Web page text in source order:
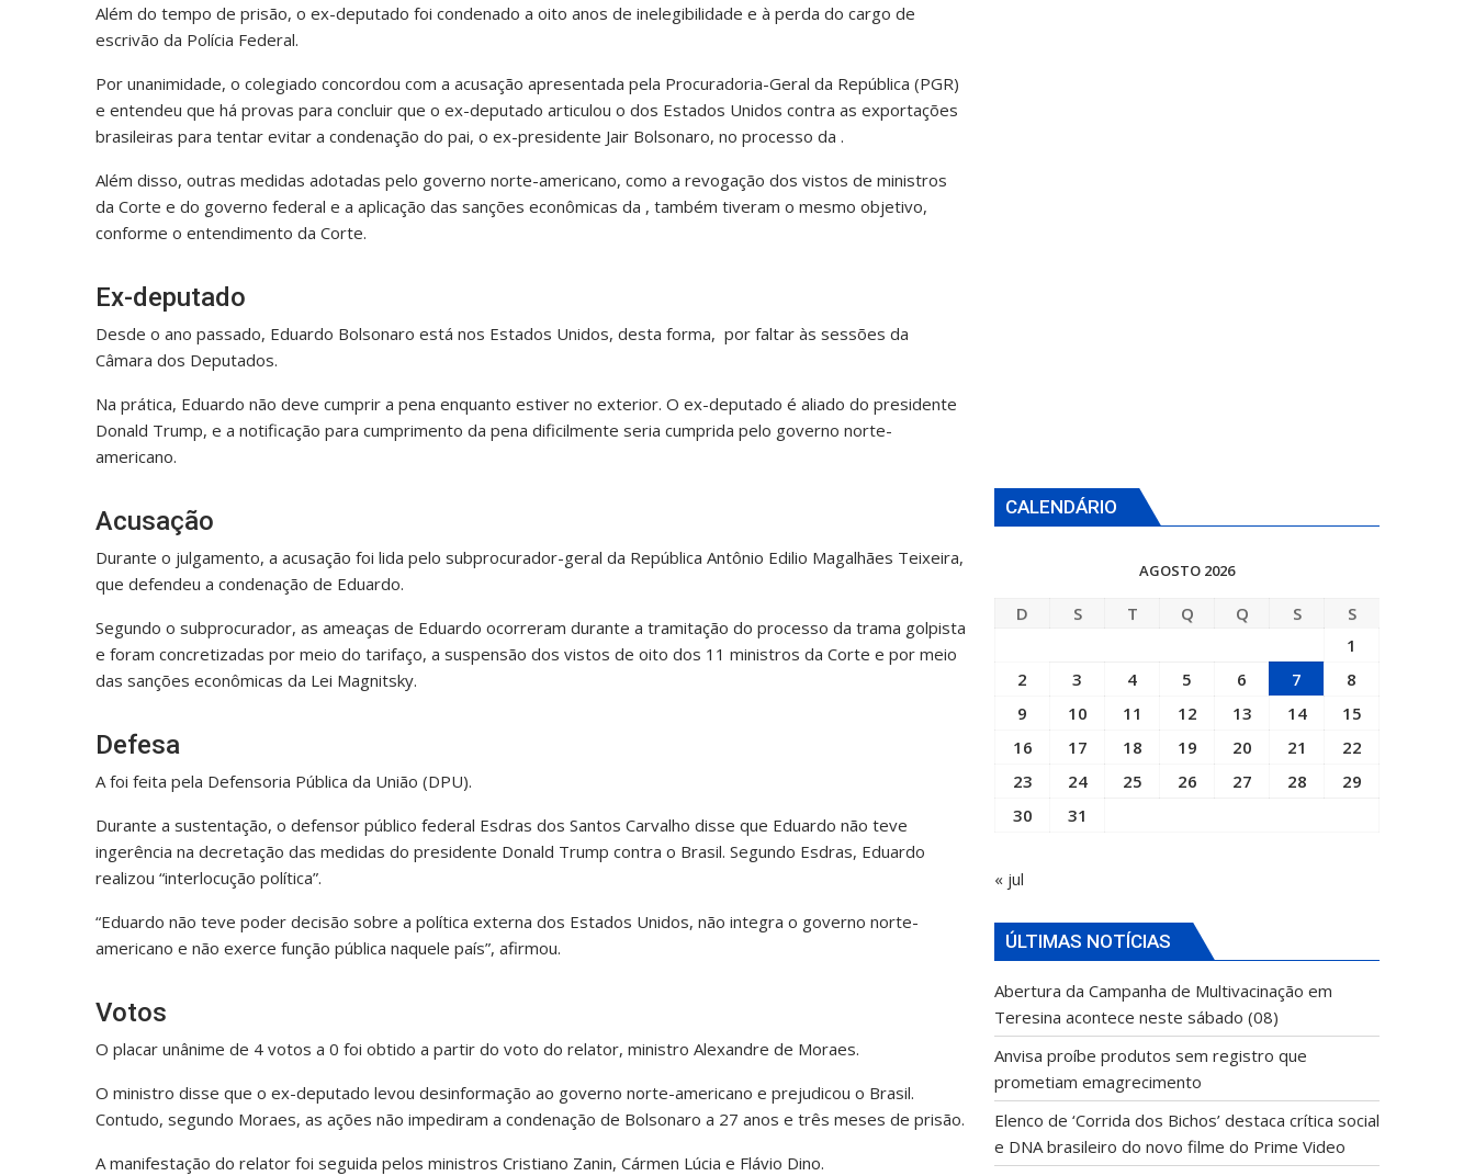
Além do tempo de prisão, o ex-deputado foi condenado a oito anos de inelegibilidade e à perda do cargo de
escrivão da Polícia Federal.
Por unanimidade, o colegiado concordou com a acusação apresentada pela Procuradoria-Geral da República (PGR)
e entendeu que há provas para concluir que o ex-deputado articulou o dos Estados Unidos contra as exportações
brasileiras para tentar evitar a condenação do pai, o ex-presidente Jair Bolsonaro, no processo da .
Além disso, outras medidas adotadas pelo governo norte-americano, como a revogação dos vistos de ministros
da Corte e do governo federal e a aplicação das sanções econômicas da , também tiveram o mesmo objetivo,
conforme o entendimento da Corte.
Ex-deputado
Desde o ano passado, Eduardo Bolsonaro está nos Estados Unidos, desta forma, por faltar às sessões da
Câmara dos Deputados.
Na prática, Eduardo não deve cumprir a pena enquanto estiver no exterior. O ex-deputado é aliado do presidente
Donald Trump, e a notificação para cumprimento da pena dificilmente seria cumprida pelo governo norte-
americano.
Acusação
Durante o julgamento, a acusação foi lida pelo subprocurador-geral da República Antônio Edilio Magalhães Teixeira,
que defendeu a condenação de Eduardo.
Segundo o subprocurador, as ameaças de Eduardo ocorreram durante a tramitação do processo da trama golpista
e foram concretizadas por meio do tarifaço, a suspensão dos vistos de oito dos 11 ministros da Corte e por meio
das sanções econômicas da Lei Magnitsky.
Defesa
A foi feita pela Defensoria Pública da União (DPU).
Durante a sustentação, o defensor público federal Esdras dos Santos Carvalho disse que Eduardo não teve
ingerência na decretação das medidas do presidente Donald Trump contra o Brasil. Segundo Esdras, Eduardo
realizou “interlocução política”.
“Eduardo não teve poder decisão sobre a política externa dos Estados Unidos, não integra o governo norte-
americano e não exerce função pública naquele país”, afirmou.
Votos
O placar unânime de 4 votos a 0 foi obtido a partir do voto do relator, ministro Alexandre de Moraes.
O ministro disse que o ex-deputado levou desinformação ao governo norte-americano e prejudicou o Brasil.
Contudo, segundo Moraes, as ações não impediram a condenação de Bolsonaro a 27 anos e três meses de prisão.
A manifestação do relator foi seguida pelos ministros Cristiano Zanin, Cármen Lúcia e Flávio Dino.
CALENDÁRIO
AGOSTO 2026
D S T Q Q S
S
1
2
3 4 5 6 7
8
9
10 11 12 13 14
15
16
17 18 19 20 21
22
23
24 25 26 27 28
29
30
31
« jul
ÚLTIMAS NOTÍCIAS
Abertura da Campanha de Multivacinação em
Teresina acontece neste sábado (08)
Anvisa proíbe produtos sem registro que
prometiam emagrecimento
Elenco de ‘Corrida dos Bichos’ destaca crítica social
e DNA brasileiro do novo filme do Prime Video